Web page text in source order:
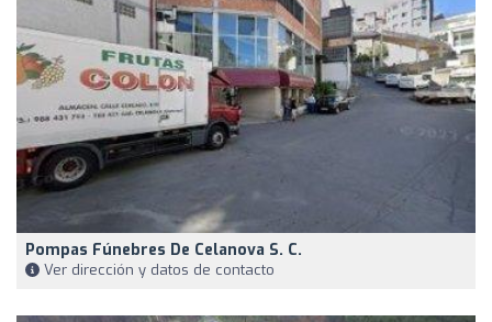
Pompas Fúnebres De Celanova S. C.
Ver dirección y datos de contacto